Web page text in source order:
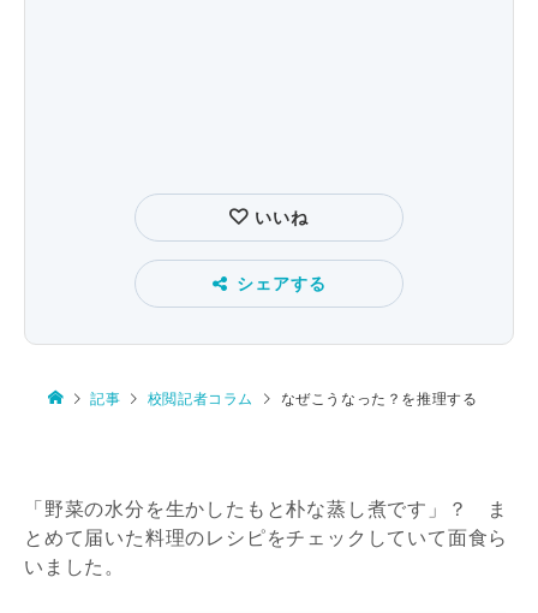
いいね
シェアする
記事 校閲記者コラム なぜこうなった？を推理する
「野菜の水分を生かしたもと朴な蒸し煮です」？ ま
とめて届いた料理のレシピをチェックしていて面食ら
いました。